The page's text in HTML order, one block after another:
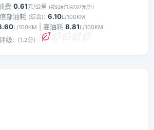
费 0.61元/公里 (按92#汽油7.97元/升)
部油耗 (综合): 6.10L/100KM
L/100KM | 高油耗 8.81L/100KM
级: （1.2分）